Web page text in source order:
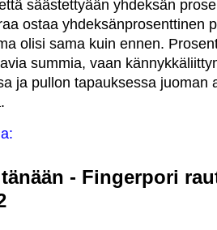
säästettyään yhdeksän
ostaa yhdeksänprosenttinen
olisi sama kuin ennen.
summia, vaan
ja pullon tapauksessa juoman
- Fingerpori